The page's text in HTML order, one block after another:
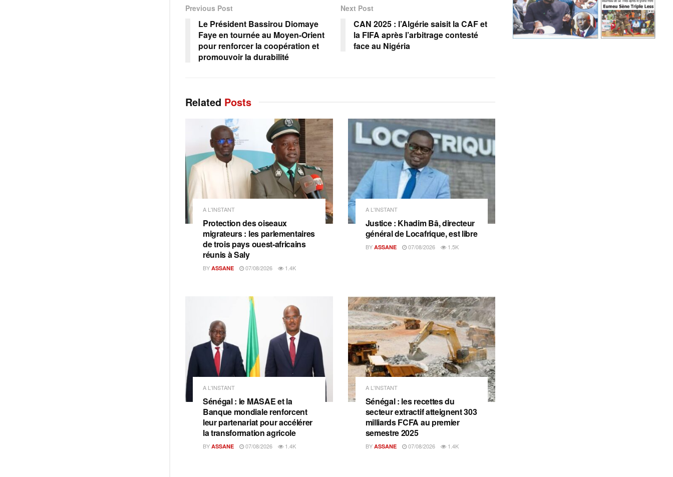
Previous Post
Le Président Bassirou Diomaye
Faye en tournée au Moyen-Orient
pour renforcer la coopération et
promouvoir la durabilité
Next Post
CAN 2025 : l’Algérie saisit la CAF et
la FIFA après l’arbitrage contesté
face au Nigéria
Related Posts
A L'INSTANT
Protection des oiseaux
migrateurs : les parlementaires
de trois pays ouest-africains
réunis à Saly
BY ASSANE 07/08/2026 1.4K
A L'INSTANT
Justice : Khadim Bâ, directeur
général de Locafrique, est libre
BY ASSANE 07/08/2026 1.5K
A L'INSTANT
Sénégal : le MASAE et la
Banque mondiale renforcent
leur partenariat pour accélérer
la transformation agricole
BY ASSANE 07/08/2026 1.4K
A L'INSTANT
Sénégal : les recettes du
secteur extractif atteignent 303
milliards FCFA au premier
semestre 2025
BY ASSANE 07/08/2026 1.4K